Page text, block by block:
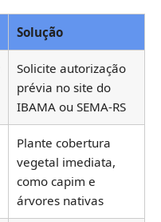
Solução
Solicite autorização
prévia no site do
IBAMA ou SEMA-RS
Plante cobertura
vegetal imediata,
como capim e
árvores nativas